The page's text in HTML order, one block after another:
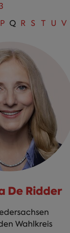
P Q R S T U V
De Ridder
Wahlkreis